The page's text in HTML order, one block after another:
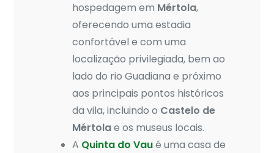
hospedagem em Mértola,
oferecendo uma estadia
confortável e com uma
localização privilegiada, bem ao
lado do rio Guadiana e próximo
aos principais pontos históricos
da vila, incluindo o Castelo de
Mértolae os museus locais.
A Quinta do Vaué uma casa de